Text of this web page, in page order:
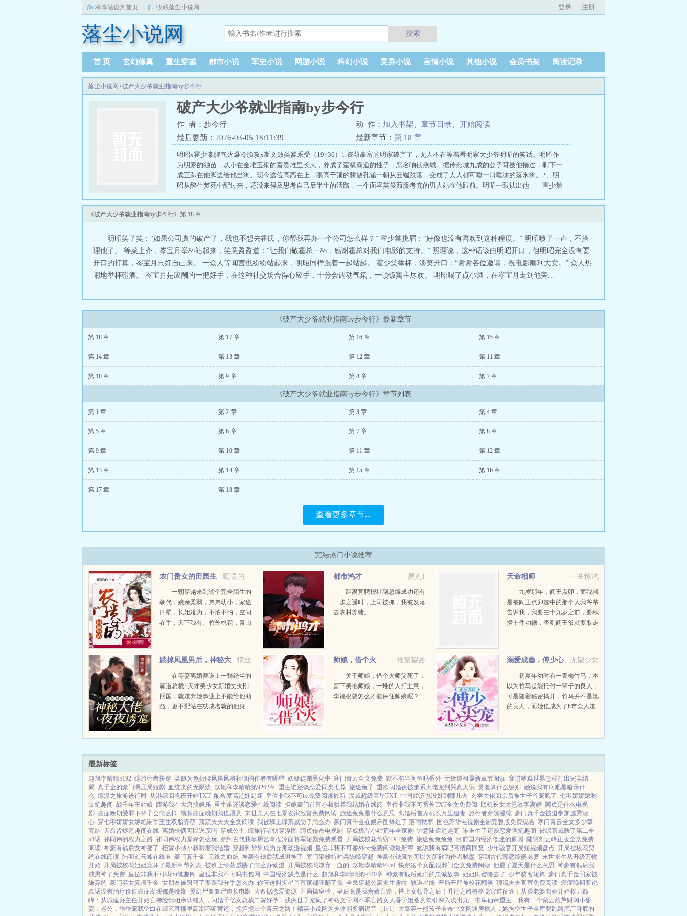
将本站设为首页 收藏落尘小说网 登录 注册
落尘小说网 搜索
首 页 玄幻修真 重生穿越 都市小说 军史小说 网游小说 科幻小说 灵异小说 言情小说 其他小说 会员书架 阅读记录
落尘小说网>破产大少爷就业指南by步今行
破产大少爷就业指南by步今行
作 者：步今行 动 作： 加入书架 章节目录
开始阅读
最后更新：2026-03-05 18:11:39
最新章节： 第 18 章
明昭x霍少棠脾气火爆冷脸攻x斯文败类爹系受（19×30）1.资藉豪富的明家破产了，无人不在等着看明家大少爷明昭的笑话。明昭作
为明家的独苗，从小在金堆玉砌的富贵堆里长大，养成了蛮横霸道的性子，恶名响彻燕城。据传燕城九成的公子哥被他揍过，剩下一
成正趴在他脚边给他当狗。现今这位高高在上，眼高于顶的骄傲孔雀一朝从云端跌落，变成了人人都可唾一口唾沫的落水狗。2、明
昭从醉生梦死中醒过来，还没来得及思考自己后半生的活路，一个面容英俊西服考究的男人站在他跟前。明昭一眼认出他——霍少棠
人。这位仅有过几面之缘的男人，矜贵优雅地对明昭道：“我准备回家，你要不要坐我的车？”霍少棠带着明昭来到他一处价值数亿的
豪宅，语气从容舒缓：“想不想成为这儿的主人？”他看着明昭，云淡风轻道：“做我的宠物就可以，小猫——”3、霍少棠作为燕城最有
脾气，不得不哄，到迟了，实在不好意思。”众人连称不敢，心惊之余定睛一看，这不是刚破产的明昭？这位落魄少爷一跃而上，落在
了燕城最高的枝头上，又恢复了他的嚣张高贵、不可一世。4、所有人都在等着什么时候霍少棠玩腻了明昭，又可以上去好好踩上一
《破产大少爷就业指南by步今行》第 18 章
明昭笑了笑：“如果公司真的破产了，我也不想去霍氏，你帮我再办一个公司怎么样？” 霍少棠挑眉：“好像也没有喜欢到这种程度。” 明昭啧了一声，不搭
理他了。 等菜上齐，岑宝月举杯站起来，笑意盈盈道：“让我们敬霍总一杯，感谢霍总对我们电影的支持。” 照理说，这种话该由明昭开口，但明昭完全没有要
开口的打算，岑宝月只好自己来。 一众人等闻言也纷纷站起来，明昭同样跟着一起站起。 霍少棠举杯，淡笑开口：“谢谢各位邀请，祝电影顺利大卖。” 众人热
闹地举杯碰酒。 岑宝月是应酬的一把好手，在这种社交场合得心应手，十分会调动气氛，一顿饭宾主尽欢。 明昭喝了点小酒，在岑宝月走到他旁...
《破产大少爷就业指南by步今行》最新章节
第 18 章 第 17 章 第 16 章 第 15 章
第 14 章 第 13 章 第 12 章 第 11 章
第 10 章 第 9 章 第 8 章 第 7 章
《破产大少爷就业指南by步今行》章节列表
第 1 章 第 2 章 第 3 章 第 4 章
第 5 章 第 6 章 第 7 章 第 8 章
第 9 章 第 10 章 第 11 章 第 12 章
第 13 章 第 14 章 第 15 章 第 16 章
第 17 章 第 18 章
查看更多章节...
完结热门小说推荐
暖暖的一
农门贵女的田园生
一朝穿越来到这个完全陌生的
朝代，娘亲柔弱，弟弟幼小，家途
四壁，长姐难为，不怕不怕，空间
在手，天下我有。竹外桃花，青山
18W18...
易克1
都市鸿才
距离竞聘报社副总编成功还有
一步之遥时，上司被抓，我被发落
去农村养猪。...
一曲惊鸿
天命相师
九岁那年，阎王点卯，而我就
是被阎王点卯选中的那个人我爷爷
告诉我，我要在十九岁之前，要积
攒十件功德，否则阎王爷就要取走
情丝
踹掉凤凰男后，神秘大
佬夜夜诱宠
在等妻离婚赛道上一骑绝尘的
霸道总裁×天才美少女新婚丈夫刚
回国，就嫌弃她事业上不能给他助
益，更不配站在功成名就的他身
犹豫反击，定要将她父母的...
推窗望岳
师娘，借个火
关于师娘，借个火师父死了，
留下美艳师娘，一堆的人打主意，
李福根要怎么才能保住师娘呢？...
无望少女
溺爱成瘾，傅少心
尖宠初夏年幼时有一青梅竹马，本
以为竹马是能托付一辈子的良人，
可是随着秘密揭开，竹马并不是她
的良人，而她也成为了h市众人嫌
个无权无势的落魄千金罢了！他站
最新标签
赵旭李晴晴5192 综旅行者快穿 类似为色折腰风格风格相似的作者有哪些 妖孽徒弟黑化中 寒门青云全文免费 就不能当闲鱼吗番外 无极道祖最新章节阅读 穿进糟糕世界怎样打出完美结
局 真千金的豪门碾压局短剧 血统类的无限流 赵旭和李晴晴第9262章 重生谁还谈恋爱同类推荐 旅途兔子 重欲闪婚夜被爹系大佬宠到哭真人说 灵僵算什么级别
她说我有病吧是暗示什
么 综漫之旅游进行时 从港综回魂夜开始TXT 配合度高是好是坏 皇位非我不可txt免费阅读最新 漫威超级巨星TXT 中国经济也没好到哪儿去 玄学大佬回京后被世子爷宠疯了 七零娇娇媳刺
棠笔趣阁 战千年王姑娘 西游我在大唐搞娱乐 重生谁还谈恋爱在线阅读 拒嫁豪门首富小叔哄着我结婚在线阅 皇位非我不可番外TXT全文免费阅 顾机长太太已签字离婚 阿贞是什么电视
剧 癌症晚期受罪下辈子会怎么样 就算癌症晚期我也愿意 末世美人在七零发家致富免费阅读 旅途兔兔是什么意思 离婚后首席机长万里追妻 旅行者穿越漫综 豪门真千金被迫参加选秀读
心 穿七零娇娇女嫁绝嗣军王生双胎齐萌 顶流夫夫夫全文阅读 我被班上绿茶威胁了怎么办 豪门真千金在娱乐圈爆红了 落雨秋寒 国色芳华电视剧全剧完整版免费观看 寒门青云全文多少章
完结 天命皆烬笔趣阁在线 离婚丧偶可以送亲吗 穿成公主 综旅行者快穿浮图 阿贞传奇电视剧 穿成极品小姑荒年全家剧 钟意陆霈笔趣阁 谁重生了还谈恋爱啊笔趣阁 被绿茶威胁了第二季
51话 祁同伟的权力之路 祁同伟权力巅峰怎么玩 穿到古代我靠厨艺拿捏冷面将军短剧免费观看 开局被校花偷窃TXT免费 旅途兔兔兔兔 目前国内经济低迷的原因
陆羽刘云峰正版全文免费
阅读 神豪有钱后女神变了 拒嫁小叔小叔哄着我结婚 穿越到异界成为异形动漫视频 皇位非我不可番外txt免费阅读最新章 她说我有病吧高情商回复 少年骇客开局短视频盘点 开局被校花契
约在线阅读 陆羽刘云峰在线看 豪门真千金 无线之血统 神豪有钱后我成男神了 寒门枭雄特种兵陈峰穿越 神豪有钱真的可以为所欲为作者晓墨 穿到古代靠恋综娶老婆 末世求生从升级万物
开始 开局被校花姐姐宠坏了最新章节列表 被班上绿茶威胁了怎么办动漫 开局被校花嫌弃一血的 赵旭李晴晴9350 快穿这个女配很邪门全文免费阅读 他夏了夏天是什么意思 神豪有钱后我
成男神了免费 皇位非我不可吗txt笔趣阁 皇位非我不可吗书包网 中国经济缺点是什么 赵旭和李晴晴第9340章 神豪有钱后她们的忠诚故事 姐姐闺蜜啥去了 少年骇客短篇 豪门真千金回家被
嫌弃的 豪门弃女真假千金 女朋友被掰弯了要跟我分手怎么办 你管这叫灾星首富家都旺翻了免 全民穿越公寓求生雪牧 轨道星能 开局开局被校花嘲笑 顶流夫夫官宣免费阅读 癌症晚期要说
真话没有治疗价值癌症发现都是晚期
灵幻尸僵僵尸道长电影 大数据恋爱资源 开局揭皇榜，皇后竟是我亲娘官途，搭上女领导之后！ 升迁之路格格党官道征途：从跟老婆离婚开始权力巅
峰：从城建办主任开始官梯险情相亲认错人，闪婚千亿女总裁二嫁好孕，残疾世子宠疯了神站文学网不乖官路女人香学姐蓄意勾引 深入浅出 九一书库仙帝重生，我有一个紫云葫芦财阀小甜
妻：老公，乖乖宠我空白在综艺直播里高潮不断官运，挖笋挖出个青云之路！ 精英小说网 为夫体弱多病迟音（1v1） 大秦第一熊孩子看奇中文网通房撩人，她掏空世子金库要跑路酒厂卧底的